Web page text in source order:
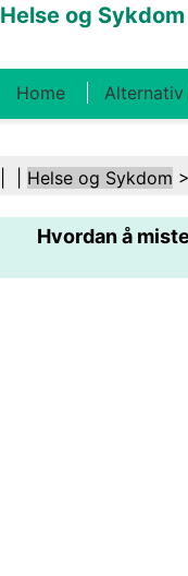
Helse og Sykdom
Home Alternativ
Kosthold Og Ernæring
Helsebransjen
Sikkerhet Kirurgi
Helse og Sykdom
Hvordan å